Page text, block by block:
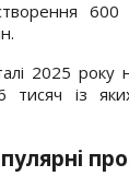
2025 року
тисяч із